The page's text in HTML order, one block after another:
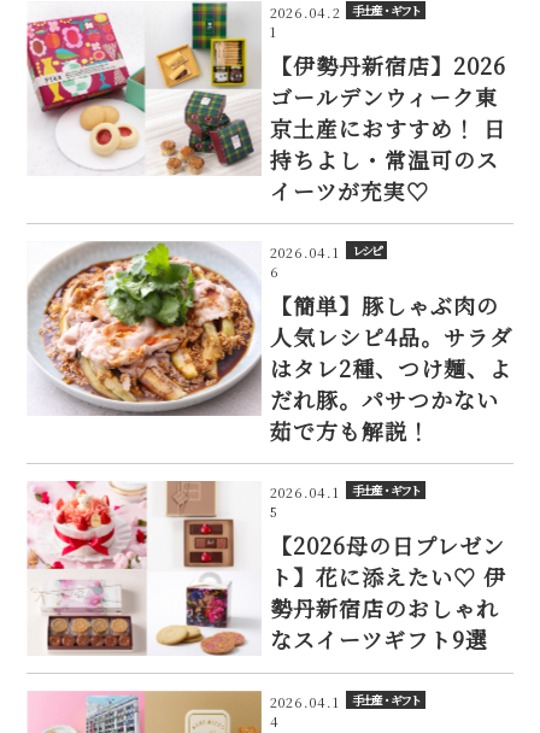
2026.04.2
1
手土産・ギフト
【伊勢丹新宿店】2026
ゴールデンウィーク東
京土産におすすめ！ 日
持ちよし・常温可のス
イーツが充実♡
2026.04.1
6
レシピ
【簡単】豚しゃぶ肉の
人気レシピ4品。サラダ
はタレ2種、つけ麺、よ
だれ豚。パサつかない
茹で方も解説！
2026.04.1
5
手土産・ギフト
【2026母の日プレゼン
ト】花に添えたい♡ 伊
勢丹新宿店のおしゃれ
なスイーツギフト9選
2026.04.1
4
手土産・ギフト